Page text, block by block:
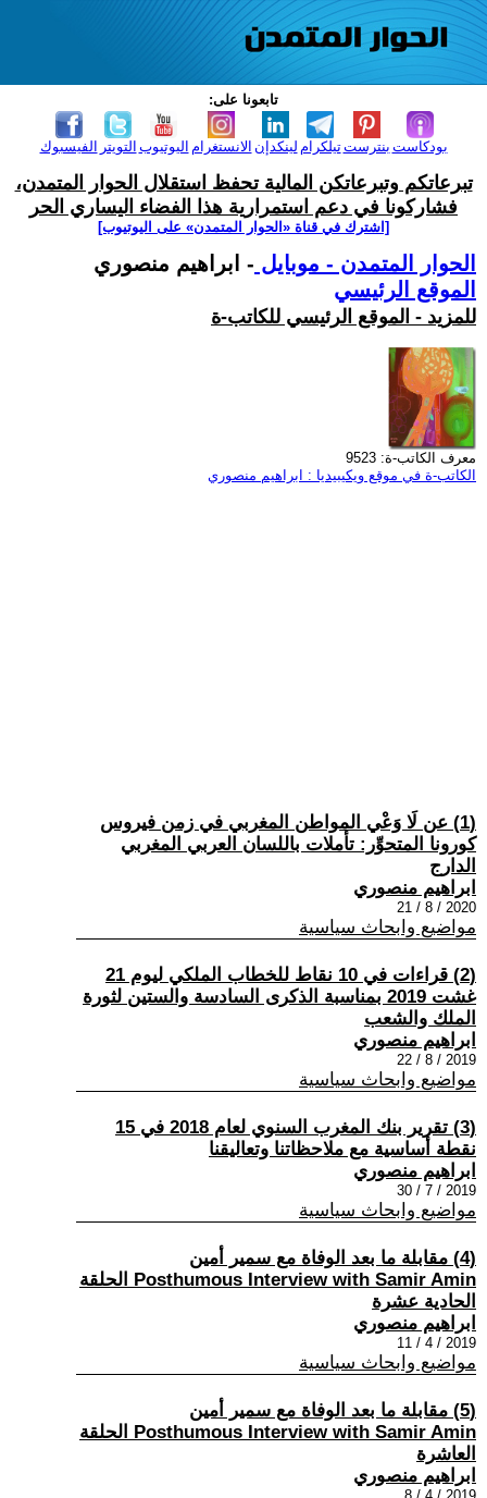
تابعونا على:
الفيسبوك التويتر اليوتيوب الانستغرام لينكدإن تيلكرامبنترست بودكاست
تبرعاتكم وتبرعاتكن المالية تحفظ استقلال الحوار المتمدن،
فشاركونا في دعم استمرارية هذا الفضاء اليساري الحر
[اشترك في قناة ‫«الحوار المتمدن» على اليوتيوب]
الحوار المتمدن - موبايل - ابراهيم منصوري
الموقع الرئيسي
للمزيد - الموقع الرئيسي للكاتب-ة
معرف الكاتب-ة: 9523
الكاتب-ة في موقع ويكيبيديا : ابراهيم منصوري
(1) عن لَا وَعْي المواطن المغربي في زمن فيروس
كورونا المتحوِّر: تأملات باللسان العربي المغربي
الدارج
ابراهيم منصوري
2020 / 8 / 21
مواضيع وابحاث سياسية
(2) قراءات في 10 نقاط للخطاب الملكي ليوم 21
غشت 2019 بمناسبة الذكرى السادسة والستين لثورة
الملك والشعب
ابراهيم منصوري
2019 / 8 / 22
مواضيع وابحاث سياسية
(3) تقرير بنك المغرب السنوي لعام 2018 في 15
نقطة أساسية مع ملاحظاتنا وتعاليقنا
ابراهيم منصوري
2019 / 7 / 30
مواضيع وابحاث سياسية
(4) مقابلة ما بعد الوفاة مع سمير أمين
Posthumous Interview with Samir Amin الحلقة
الحادية عشرة
ابراهيم منصوري
2019 / 4 / 11
مواضيع وابحاث سياسية
(5) مقابلة ما بعد الوفاة مع سمير أمين
Posthumous Interview with Samir Amin الحلقة
العاشرة
ابراهيم منصوري